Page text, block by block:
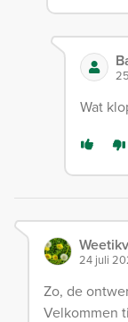
Wat
24 juli
Zo, de
Velkommen